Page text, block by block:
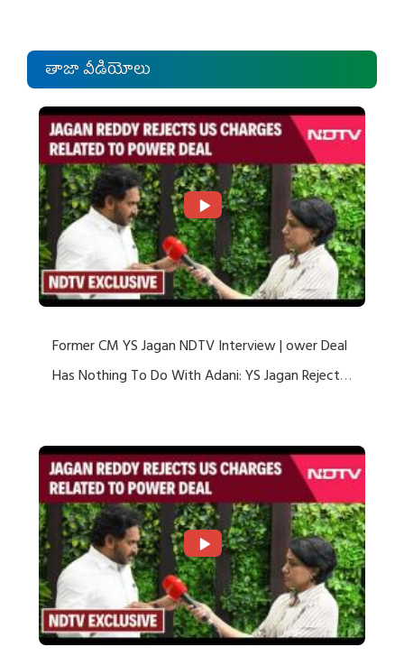
తాజా వీడియోలు
Former CM YS Jagan NDTV Interview | ower Deal
Has Nothing To Do With Adani: YS Jagan Rejects